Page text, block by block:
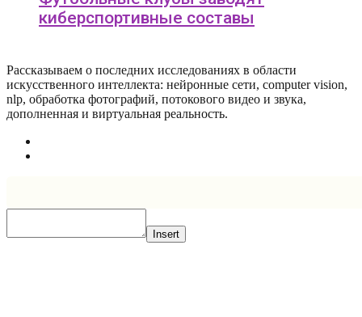
киберспортивные составы
Рассказываем о последних исследованиях в области
искусcтвенного интеллекта: нейронные сети, computer vision,
nlp, обработка фотографий, потокового видео и звука,
дополненная и виртуальная реальность.
Insert